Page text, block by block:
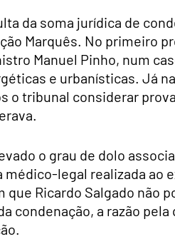
da soma jurídica de
Marquês. No primeiro
Manuel Pinho, num
e urbanísticas. Já
o tribunal considerar
o grau de dolo
médico-legal realizada ao
Ricardo Salgado não
condenação, a razão